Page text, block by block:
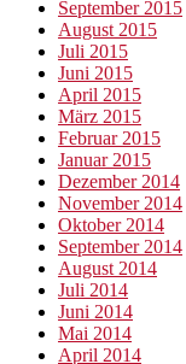
September 2015
August 2015
Juli 2015
Juni 2015
April 2015
März 2015
Februar 2015
Januar 2015
Dezember 2014
November 2014
Oktober 2014
September 2014
August 2014
Juli 2014
Juni 2014
Mai 2014
April 2014